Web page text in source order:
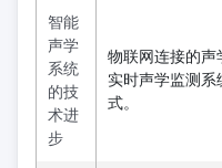
智能
声学
系统
的技
术进
步
物联网连接的声
实时声学监测
式。